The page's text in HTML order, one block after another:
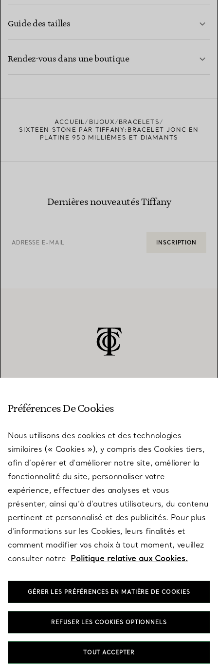
Guide des tailles
Rendez-vous dans une boutique
TROUVEZ LA BOUTIQUE LA PLUS PROCHE
ACCUEIL BIJOUX
BRACELETS
SIXTEEN STONE PAR TIFFANY:BRACELET JONC EN
PLATINE 950 MILLIÈMES ET DIAMANTS
Dernières nouveautés Tiffany
ADRESSE E-MAIL INSCRIPTION
SERVICES
À PROPOS
QUESTIONS LÉGALES
SUIVEZ-NOUS
T&Co. 2026
Préférences De Cookies
Nous utilisons des cookies et des technologies
similaires (« Cookies »), y compris des Cookies tiers,
afin d’opérer et d’améliorer notre site, améliorer la
fonctionnalité du site, personnaliser votre
expérience, effectuer des analyses et vous
présenter, ainsi qu’à d’autres utilisateurs, du contenu
pertinent et personnalisé et des publicités. Pour plus
d’informations sur les Cookies, leurs finalités et
comment modifier vos choix à tout moment, veuillez
consulter notre Politique relative aux Cookies.
GÉRER LES PRÉFÉRENCES EN MATIÈRE DE COOKIES
REFUSER LES COOKIES OPTIONNELS
TOUT ACCEPTER